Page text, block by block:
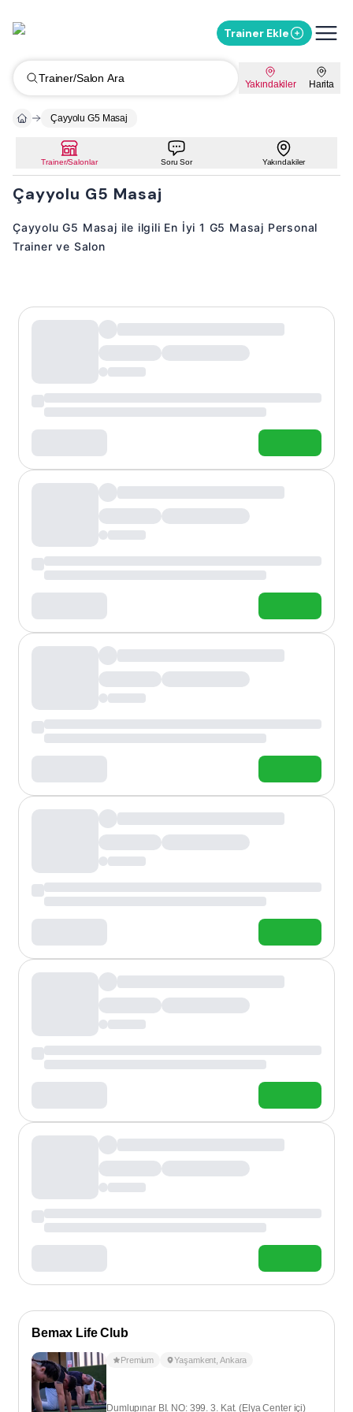
Trainer Ekle
Trainer/Salon Ara Yakındakiler Harita
Çayyolu G5 Masaj
Trainer/Salonlar Soru Sor Yakındakiler
Çayyolu G5 Masaj
Çayyolu G5 Masaj ile ilgili En İyi 1 G5 Masaj Personal
Trainer ve Salon
Bemax Life Club
Premium Yaşamkent ,Ankara
Dumlupınar BI. NO: 399. 3. Kat. (Elya Center içi)